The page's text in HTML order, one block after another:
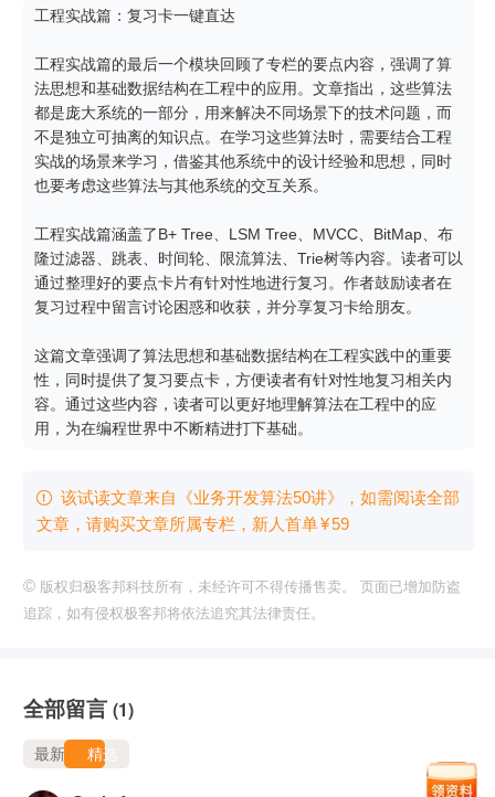
工程实战篇：复习卡一键直达
工程实战篇的最后一个模块回顾了专栏的要点内容，强调了算
法思想和基础数据结构在工程中的应用。文章指出，这些算法
都是庞大系统的一部分，用来解决不同场景下的技术问题，而
不是独立可抽离的知识点。在学习这些算法时，需要结合工程
实战的场景来学习，借鉴其他系统中的设计经验和思想，同时
也要考虑这些算法与其他系统的交互关系。
工程实战篇涵盖了B+ Tree、LSM Tree、MVCC、BitMap、布
隆过滤器、跳表、时间轮、限流算法、Trie树等内容。读者可以
通过整理好的要点卡片有针对性地进行复习。作者鼓励读者在
复习过程中留言讨论困惑和收获，并分享复习卡给朋友。
这篇文章强调了算法思想和基础数据结构在工程实践中的重要
性，同时提供了复习要点卡，方便读者有针对性地复习相关内
容。通过这些内容，读者可以更好地理解算法在工程中的应
用，为在编程世界中不断精进打下基础。
 该试读文章来自《业务开发算法50讲》，如需阅读全部
文章，请购买文章所属专栏 ，新⼈⾸单¥59
© 版权归极客邦科技所有，未经许可不得传播售卖。 页面已增加防盗
追踪，如有侵权极客邦将依法追究其法律责任。
全部留言 (1)
最新 精选